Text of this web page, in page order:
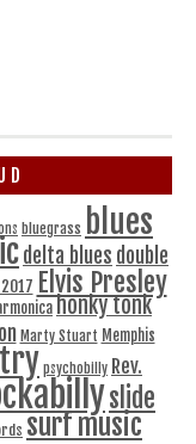
bluegrass blues
delta blues double
2017 Elvis Presley
honky tonk
Marty Stuart Memphis
psychobilly Rev.
slide
surf music